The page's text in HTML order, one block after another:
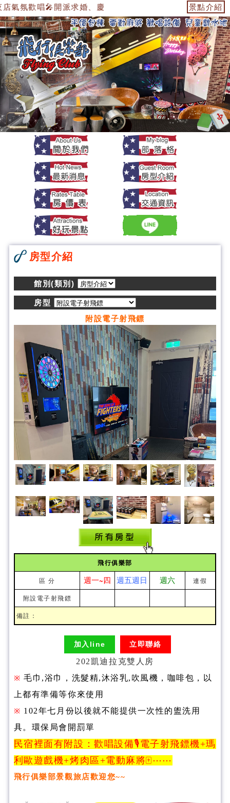
氛歡唱🎤開派求婚、慶生、電子飛鏢機、電動麻將🀄️、丶
景點介紹
房型介紹
館別(類別)
房型
附設電子射飛鏢
飛行俱樂部
區 分 週一~四 週五週日 週六 連假
附設電子射飛鏢
備註：
加入line 立即聯絡
202凱迪拉克雙人房
※ 毛巾,浴巾，洗髮精,沐浴乳,吹風機，咖啡包，以
上都有準備等你來使用
※ 102年七月份以後就不能提供一次性的盥洗用
具。環保局會開罰單
民宿裡面有附設：歡唱設備🎙️電子射飛鏢機+瑪
利歐遊戲機+烤肉區+電動 麻將🀄️⋯⋯
飛行俱樂部景觀旅店歡迎您~~